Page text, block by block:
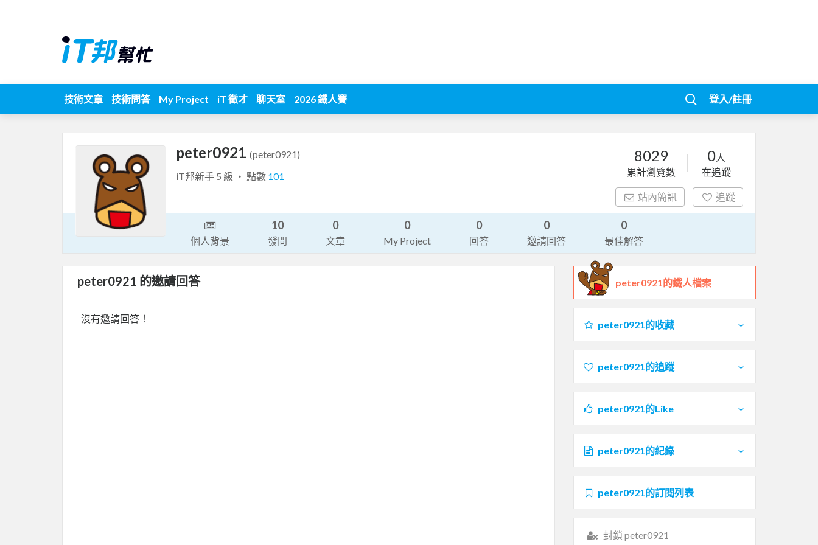
技術文章 技術問答 My Project iT 徵才 聊天室 2026 鐵人賽 登入/註冊
peter0921 (peter0921)
iT邦新手 5 級 ‧ 點數 101
8029
累計瀏覽數
0人
在追蹤
站內簡訊 追蹤
個人背景
10
發問
0
文章
0
My Project
0
回答
0
邀請回答
0
最佳解答
peter0921 的邀請回答
沒有邀請回答！
peter0921的鐵人檔案
peter0921的收藏
peter0921的追蹤
peter0921的Like
peter0921的紀錄
peter0921的訂閱列表
封鎖 peter0921